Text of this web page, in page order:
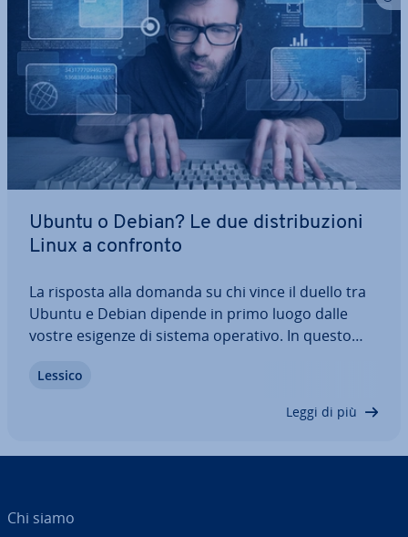
Ubuntu o Debian? Le due di­stri­bu­zio­ni
Linux a confronto
La risposta alla domanda su chi vince il duello tra
Ubuntu e Debian dipende in primo luogo dalle
vostre esigenze di sistema operativo. In questo
due di­stri­bu­zio­ni Linux, mo­stran­do­vi le dif­fe­ren­ze
Lessico
Leggi di più
Chi siamo